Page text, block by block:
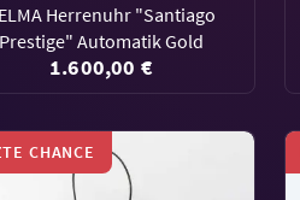
Herrenuhr "Santiago
Automatik Gold
1.600,00 €
CHANCE